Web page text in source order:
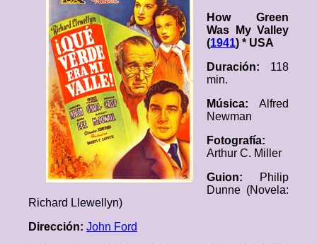
How Green
Was My Valley
(1941) * USA
Duración: 118
min.
Música: Alfred
Newman
Fotografía:
Arthur C. Miller
Guion:
Philip
Dunne (Novela:
Richard Llewellyn)
Dirección: John Ford